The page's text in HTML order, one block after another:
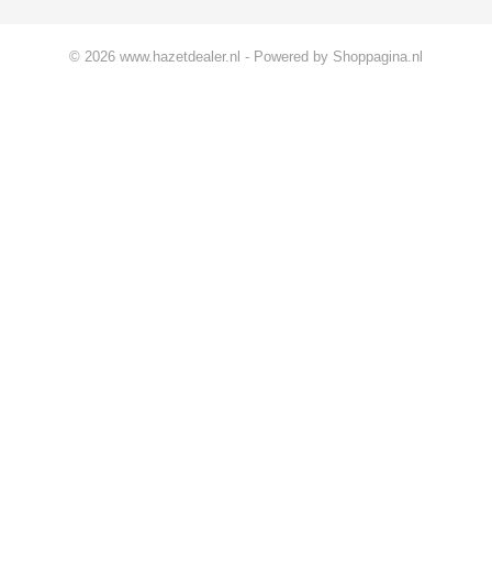
© 2026 www.hazetdealer.nl - Powered by Shoppagina.nl